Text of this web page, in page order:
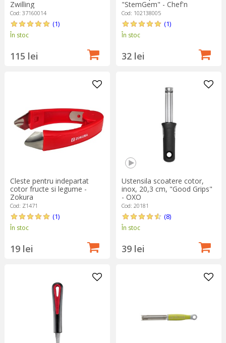
Zwilling
Cod: 37160014
(1)
În stoc
115 lei
"StemGem" - Chef'n
Cod: 102138005
(1)
În stoc
32 lei
Cleste pentru indepartat
cotor fructe si legume -
Zokura
Cod: Z1471
(1)
În stoc
19 lei
Ustensila scoatere cotor,
inox, 20,3 cm, "Good Grips"
- OXO
Cod: 20181
(8)
În stoc
39 lei